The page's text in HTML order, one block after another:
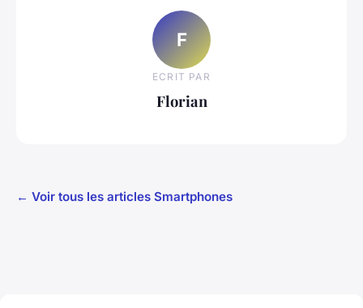
F
ECRIT PAR
Florian
← Voir tous les articles Smartphones